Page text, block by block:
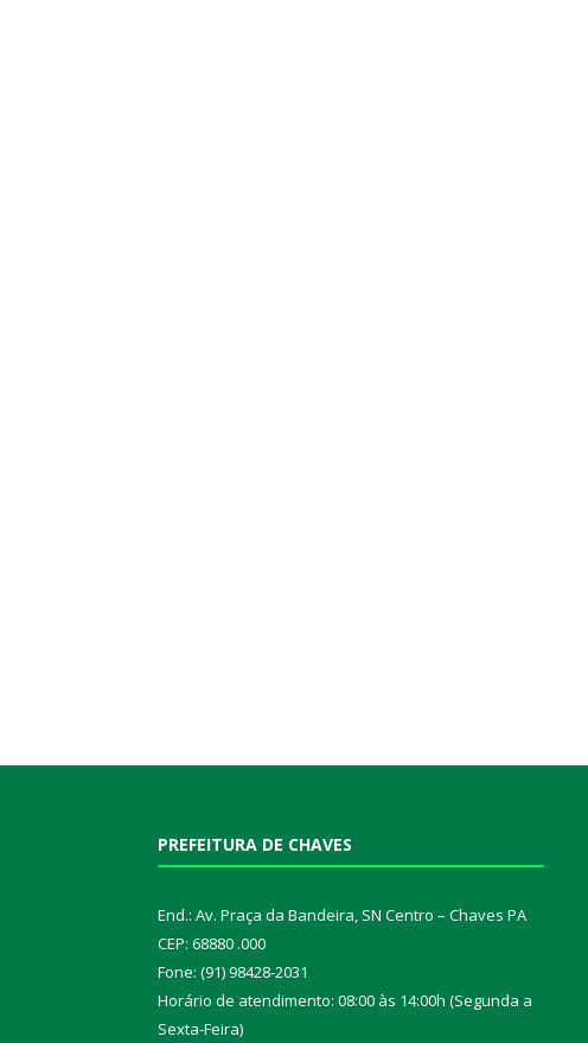
PREFEITURA DE CHAVES
End.: Av. Praça da Bandeira, SN Centro – Chaves PA
CEP: 68880 .000
Fone: (91) 98428-2031
Horário de atendimento: 08:00 às 14:00h (Segunda a
Sexta-Feira)